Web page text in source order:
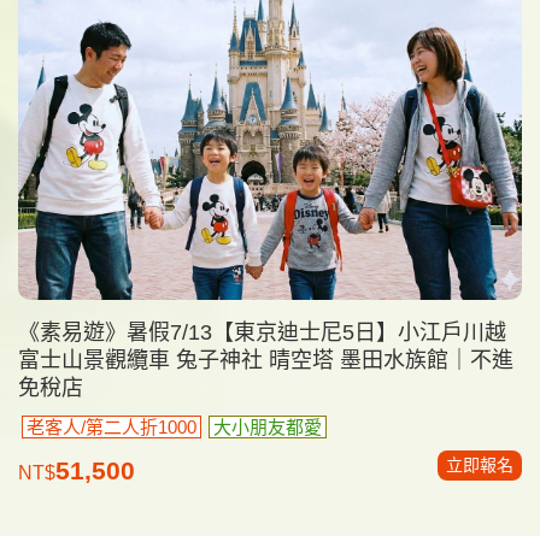
《素易遊》暑假7/13【東京迪士尼5日】小江戶川越
富士山景觀纜車 兔子神社 晴空塔 墨田水族館｜不進
免稅店
老客人/第二人折1000 大小朋友都愛
NT$51,500 立即報名